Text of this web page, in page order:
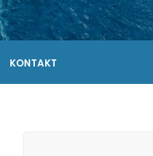
KONTAKT